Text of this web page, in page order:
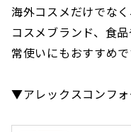
海外コスメだけでな
コスメブランド、食
常使いにもおすすめで
▼アレックスコンフ